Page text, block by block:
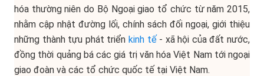
hóa thường niên do Bộ Ngoại giao tổ chức từ năm 2015,
nhằm cập nhật đường lối, chính sách đối ngoại, giới thiệu
những thành tựu phát triển kinh tế- xã hội của đất nước,
đồng thời quảng bá các giá trị văn hóa Việt Nam tới ngoại
giao đoàn và các tổ chức quốc tế tại Việt Nam.